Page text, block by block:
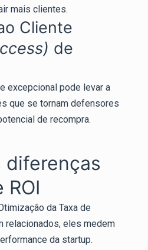
mais clientes.
Cliente
de
excepcional pode levar a
que se tornam defensores
de recompra.
diferenças
ROI
da Taxa de
relacionados, eles medem
da startup.